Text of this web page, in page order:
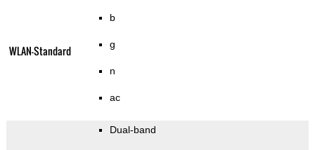
WLAN-Standard
b
g
n
ac
Dual-band